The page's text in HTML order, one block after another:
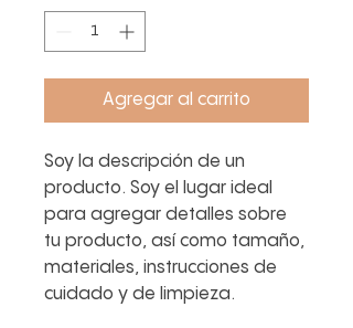
Agregar al carrito
Soy la descripción de un
producto. Soy el lugar ideal
para agregar detalles sobre
tu producto, así como tamaño,
materiales, instrucciones de
cuidado y de limpieza.